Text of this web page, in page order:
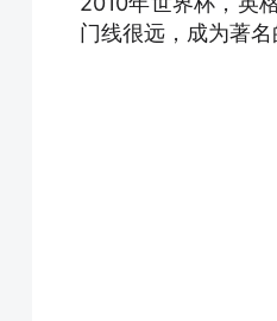
门线很远，成为著名